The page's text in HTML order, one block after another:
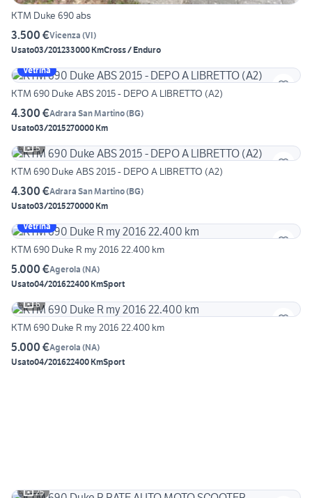
KTM Duke 690 abs
3.500 €Vicenza (VI)
Usato03/201233000 KmCross / Enduro
Vetrina
KTM 690 Duke ABS 2015 - DEPO A LIBRETTO (A2)
4.300 €Adrara San Martino(BG)
Usato03/2015270000 Km
5
KTM 690 Duke ABS 2015 - DEPO A LIBRETTO (A2)
4.300 €Adrara San Martino(BG)
Usato03/2015270000 Km
Vetrina
KTM 690 Duke R my 2016 22.400 km
5.000 €Agerola (NA)
Usato04/201622400 KmSport
6
KTM 690 Duke R my 2016 22.400 km
5.000 €Agerola (NA)
Usato04/201622400 KmSport
25